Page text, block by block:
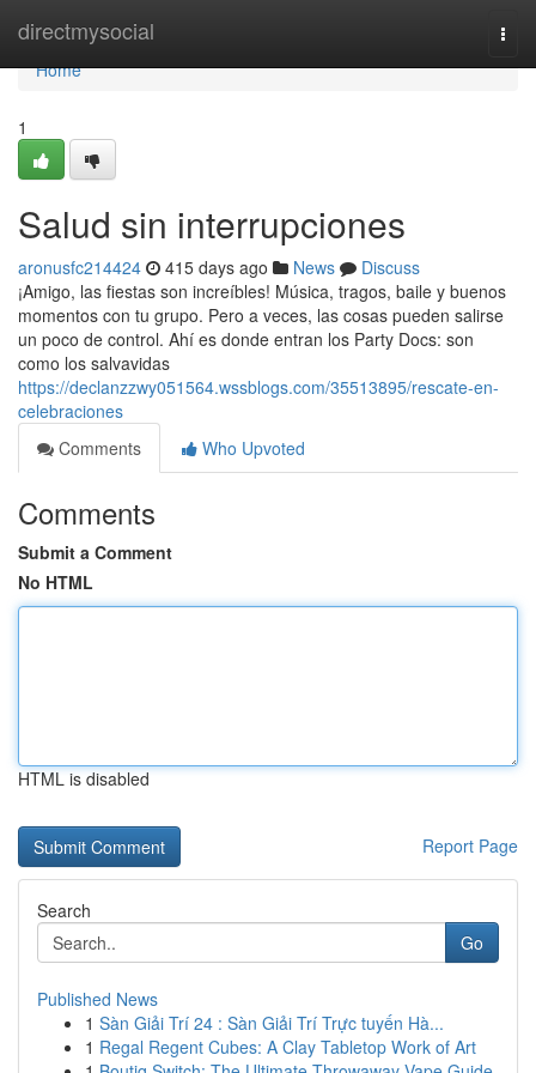
directmysocial
Home
Home
1
Salud sin interrupciones
aronusfc214424 415 days ago News
Discuss
¡Amigo, las fiestas son increíbles! Música, tragos, baile y buenos
momentos con tu grupo. Pero a veces, las cosas pueden salirse
un poco de control. Ahí es donde entran los Party Docs: son
como los salvavidas
https://declanzzwy051564.wssblogs.com/35513895/rescate-en-
celebraciones
Comments
Who Upvoted
Comments
Submit a Comment
No HTML
HTML is disabled
Report Page
Search
Go
Published News
1 Sàn Giải Trí 24 : Sàn Giải Trí Trực tuyến Hà...
1 Regal Regent Cubes: A Clay Tabletop Work of Art